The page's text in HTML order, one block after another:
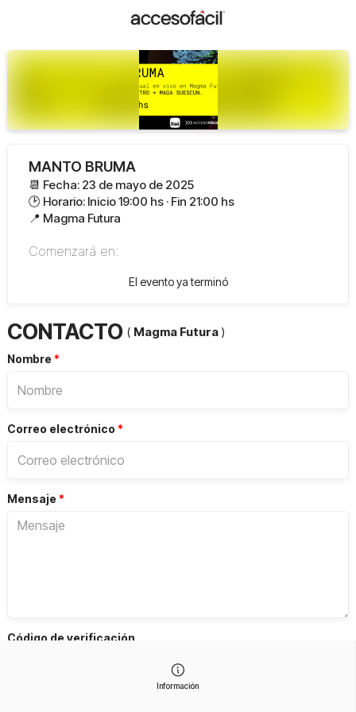
Información
MANTO BRUMA
📆 Fecha: 23 de mayo de 2025
🕑 Horario: Inicio 19:00 hs · Fin 21:00 hs
📍 Magma Futura
Comenzará en:
El evento ya terminó
CONTACTO ( Magma Futura)
Nombre *
Correo electrónico *
Mensaje *
Código de verificación
Obtenga un nuevo código